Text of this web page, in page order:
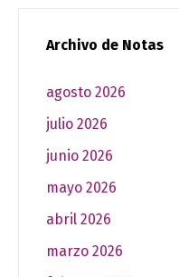
Archivo de Notas
agosto 2026
julio 2026
junio 2026
mayo 2026
abril 2026
marzo 2026